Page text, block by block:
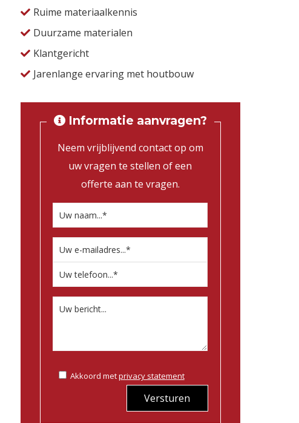
Ruime materiaalkennis
Duurzame materialen
Klantgericht
Jarenlange ervaring met houtbouw
Informatie aanvragen?
Neem vrijblijvend contact op om
uw vragen te stellen of een
offerte aan te vragen.
Akkoord metprivacy statement
Versturen